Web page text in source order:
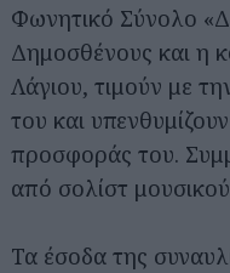
Φωνητικό Σύνολο
Δημοσθένους και η
Λάγιου, τιμούν με
του και
προσφοράς του.
από σολίστ
Τα έσοδα της